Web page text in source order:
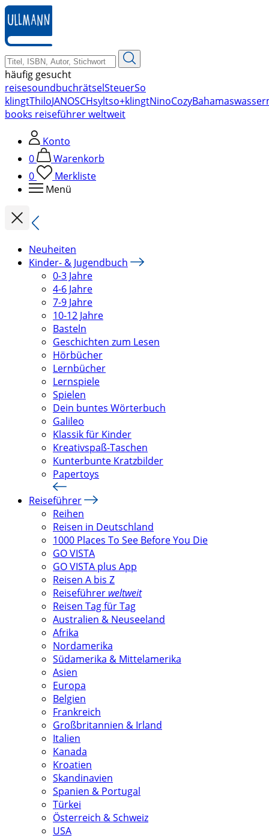
zum
Hauptinhalt
springen
häufig gesucht
reisesoundbuchrätselSteuerSo
klingtThiloJANOSCHsyltso+klingtNinoCozyBahamas
books reiseführer weltweit
Konto
0
Warenkorb
0
Merkliste
Menü
Neuheiten
Kinder- & Jugendbuch
0-3 Jahre
4-6 Jahre
7-9 Jahre
10-12 Jahre
Basteln
Geschichten zum Lesen
Hörbücher
Lernbücher
Lernspiele
Spielen
Dein buntes Wörterbuch
Galileo
Klassik für Kinder
Kreativspaß-Taschen
Kunterbunte Kratzbilder
Papertoys
Reiseführer
Reihen
Reisen in Deutschland
1000 Places To See Before You Die
GO VISTA
GO VISTA plus App
Reisen A bis Z
Reiseführer weltweit
Reisen Tag für Tag
Australien & Neuseeland
Afrika
Nordamerika
Südamerika & Mittelamerika
Asien
Europa
Belgien
Frankreich
Großbritannien & Irland
Italien
Kanada
Kroatien
Skandinavien
Spanien & Portugal
Türkei
Österreich & Schweiz
USA